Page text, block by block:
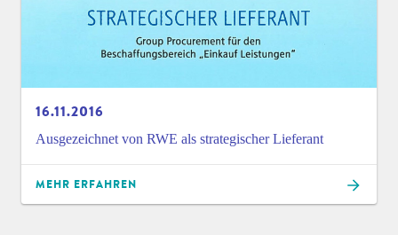
16.11.2016
Ausgezeichnet von RWE als strategischer Lieferant
MEHR ERFAHREN